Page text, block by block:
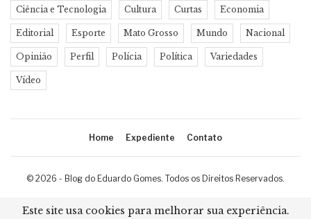
Ciência e Tecnologia Cultura Curtas Economia
Editorial Esporte Mato Grosso Mundo Nacional
Opinião Perfil Polícia Política Variedades
Vídeo
Home Expediente Contato
© 2026 - Blog do Eduardo Gomes. Todos os Direitos Reservados.
Desenvolvimento:Ricard Cristian
Este site usa cookies para melhorar sua experiência.